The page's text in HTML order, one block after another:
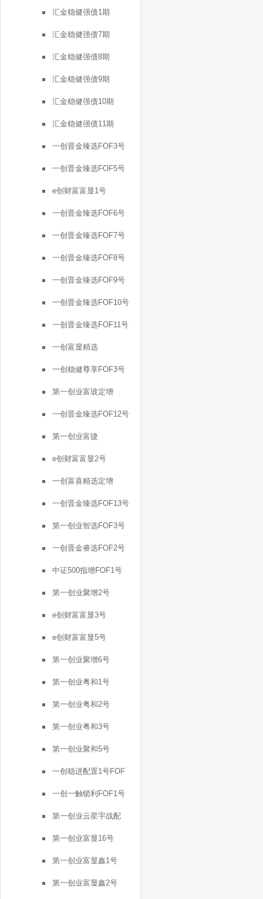
汇金稳健强债1期
汇金稳健强债7期
汇金稳健强债8期
汇金稳健强债9期
汇金稳健强债10期
汇金稳健强债11期
一创晋金臻选FOF3号
一创晋金臻选FOF5号
e创财富富显1号
一创晋金臻选FOF6号
一创晋金臻选FOF7号
一创晋金臻选FOF8号
一创晋金臻选FOF9号
一创晋金臻选FOF10号
一创晋金臻选FOF11号
一创富显精选
一创稳健尊享FOF3号
第一创业富玻定增
一创晋金臻选FOF12号
第一创业富捷
e创财富富显2号
一创富喜精选定增
一创晋金臻选FOF13号
第一创业智选FOF3号
一创晋金睿选FOF2号
中证500指增FOF1号
第一创业聚增2号
e创财富富显3号
e创财富富显5号
第一创业聚增6号
第一创业粤和1号
第一创业粤和2号
第一创业粤和3号
第一创业聚和5号
一创稳进配置1号FOF
一创一触锁利FOF1号
第一创业云星宇战配
第一创业富显16号
第一创业富显鑫1号
第一创业富显鑫2号